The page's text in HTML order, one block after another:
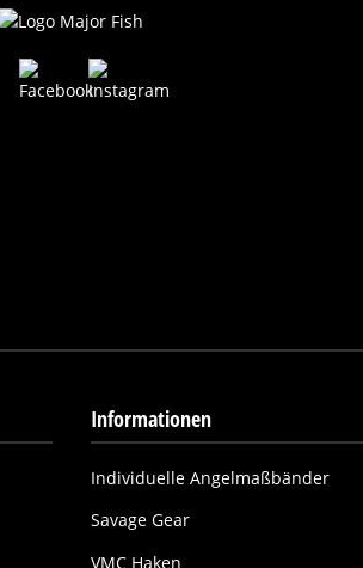
Informationen
Individuelle Angelmaßbänder
Savage Gear
VMC Haken